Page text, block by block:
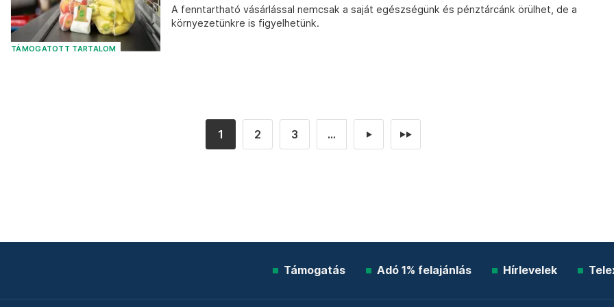
TÁMOGATOTT TARTALOM
A fenntartható vásárlással nemcsak a saját egészségünk és pénztárcánk örülhet, de a
környezetünkre is figyelhetünk.
1 2 3 ... ► ►►
Támogatás Adó 1% felajánlás Hírlevelek